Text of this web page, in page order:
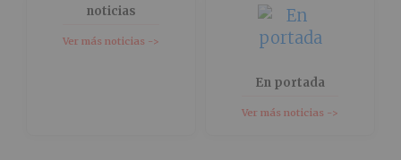
noticias
Ver más noticias ->
En portada
Ver más noticias ->